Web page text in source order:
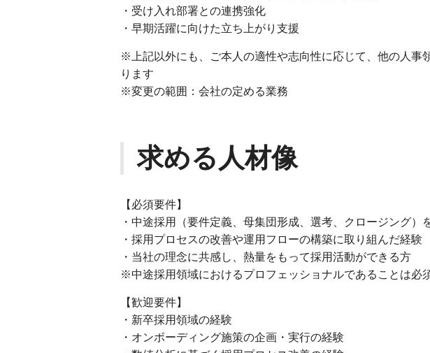
・受け入れ部署との連携強化
・早期活躍に向けた立ち上がり支援
※上記以外にも、ご本人の適性や志向性に応じて、他の人事
ります
※変更の範囲：会社の定める業務
求める人材像
【必須要件】
・中途採用（要件定義、母集団形成、選考、クロージング）
・採用プロセスの改善や運用フローの構築に取り組んだ経験
・当社の理念に共感し、熱量をもって採用活動ができる方
※中途採用領域におけるプロフェッショナルであることは必
【歓迎要件】
・新卒採用領域の経験
・オンボーディング施策の企画・実行の経験